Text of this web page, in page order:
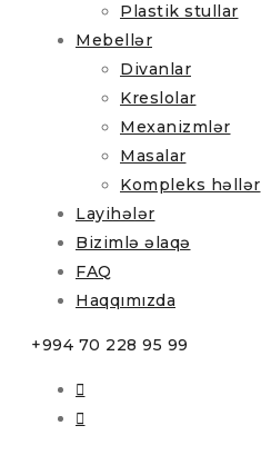
Plastik stullar
Mebellər
Divanlar
Kreslolar
Mexanizmlər
Masalar
Kompleks həllər
Layihələr
Bizimlə əlaqə
FAQ
Haqqımızda
+994 70 228 95 99